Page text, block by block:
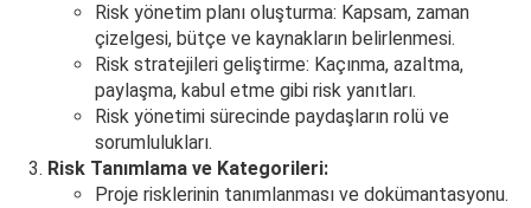
Risk yönetim planı oluşturma: Kapsam, zaman
çizelgesi, bütçe ve kaynakların belirlenmesi.
Risk stratejileri geliştirme: Kaçınma, azaltma,
paylaşma, kabul etme gibi risk yanıtları.
Risk yönetimi sürecinde paydaşların rolü ve
sorumlulukları.
Risk Tanımlama ve Kategorileri:
Proje risklerinin tanımlanması ve dokümantasyonu.